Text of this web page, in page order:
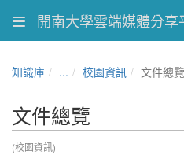
開南大學雲端媒體分享
知識庫 ... 校園資訊 文件總覽
文件總覽
(校園資訊)